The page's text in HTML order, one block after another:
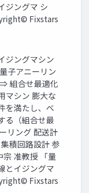
ジングマ シ
Fixstars
ジングマシン
子アニーリン
組合せ最適化
マシン 膨大な
を満たし、ベ
る（組合せ最
リング 配送計
積回路設計 参
宗 准教授 「量
とイジングマ
Fixstars